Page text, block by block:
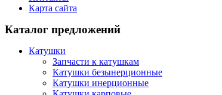
Карта сайта
Каталог предложений
Катушки
Запчасти к катушкам
Катушки безынерционные
Катушки инерционные